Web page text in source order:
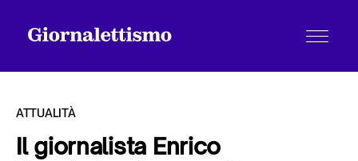
ATTUALITÀ
Il giornalista Enrico